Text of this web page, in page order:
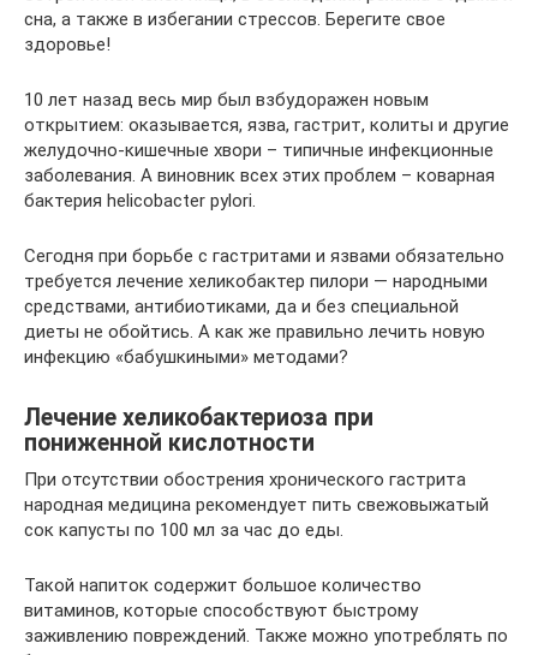
сна, а также в избегании стрессов. Берегите свое
здоровье!
10 лет назад весь мир был взбудоражен новым
открытием: оказывается, язва, гастрит, колиты и другие
желудочно-кишечные хвори – типичные инфекционные
заболевания. А виновник всех этих проблем – коварная
бактерия helicobacter pylori.
Сегодня при борьбе с гастритами и язвами обязательно
требуется лечение хеликобактер пилори — народными
средствами, антибиотиками, да и без специальной
диеты не обойтись. А как же правильно лечить новую
инфекцию «бабушкиными» методами?
Лечение хеликобактериоза при
пониженной кислотности
При отсутствии обострения хронического гастрита
народная медицина рекомендует пить свежовыжатый
сок капусты по 100 мл за час до еды.
Такой напиток содержит большое количество
витаминов, которые способствуют быстрому
заживлению повреждений. Также можно употреблять по